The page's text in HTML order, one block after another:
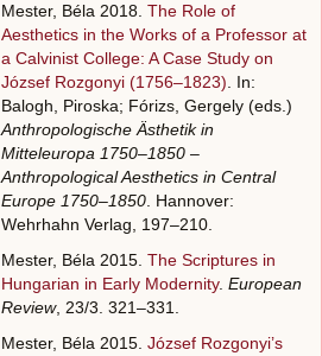
Mester, Béla 2018. The Role of
Aesthetics in the Works of a Professor at
a Calvinist College: A Case Study on
József Rozgonyi (1756–1823) . In:
Balogh, Piroska; Fórizs, Gergely (eds.)
Anthropologische Ästhetik in
Mitteleuropa 1750–1850 –
Anthropological Aesthetics in Central
Europe 1750–1850 . Hannover:
Wehrhahn Verlag, 197–210.
Mester, Béla 2015. The Scriptures in
Hungarian in Early Modernity. European
Review, 23/3. 321–331.
Mester, Béla 2015. József Rozgonyi’s